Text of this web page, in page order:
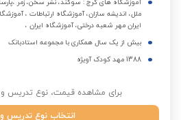
آموزشگاه های کرج : سوگند، نشر سخن، زمر
ملل، اندیشه سازان، آموزشگاه ارتباطات ،
ایران مهر شعبه درختی، آموزشگاه ایران ،
بیش از یک سال همکاری با مجموعه استادبانک
1388 مهد کودک آویژه
برای مشاهده قیمت، نوع تدریس و
انتخاب نوع تدریس